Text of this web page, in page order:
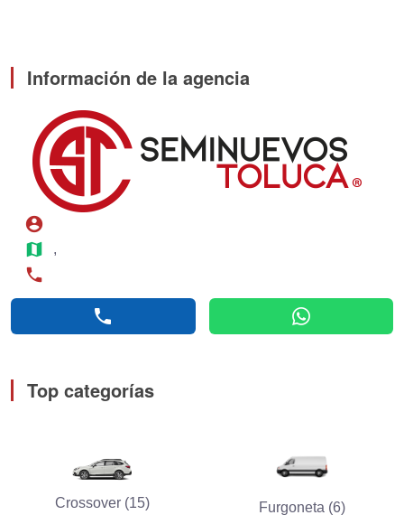
Información de la agencia
account_circle
map
,
phone
phone whatsapp
Top categorías
Crossover (15) Furgoneta (6)